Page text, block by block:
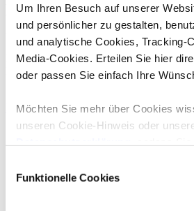
Um Ihren Besuch auf unserer
und persönlicher zu gestalten,
und analytische Cookies, Tracking-
Media-Cookies. Erteilen Sie hier
oder passen Sie einfach Ihre
Möchten Sie mehr über Cookies
unseren Cookie-Hinweis oder
Daten verarbeiten.
Funktionelle Cookies
Entdecken Sie unsere
zuzubereitenden Gerichte
Mit unseren vollen, cremigen ERU
Nu die leckersten Mahlzeiten für Ihre
Schmelzkäsesorten eignen si...
Mehr lesen